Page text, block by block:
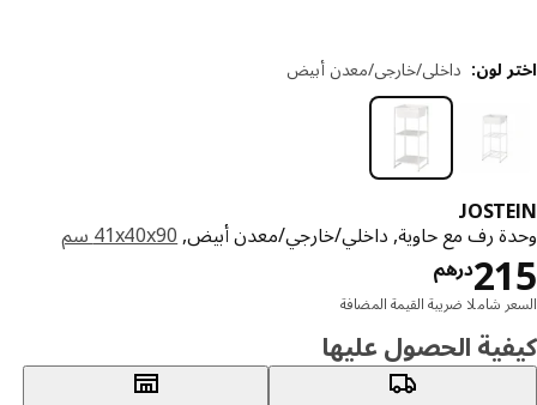
رف مع حاوية, داخلي/خارجي/معدن أبيض,‎41x40x90 سم‏
درهمالسعر درهم 215
شاملا ضريبة القيمة المضافة
لون: داخلي/خارجي/معدن أبيض
الحصول عليها